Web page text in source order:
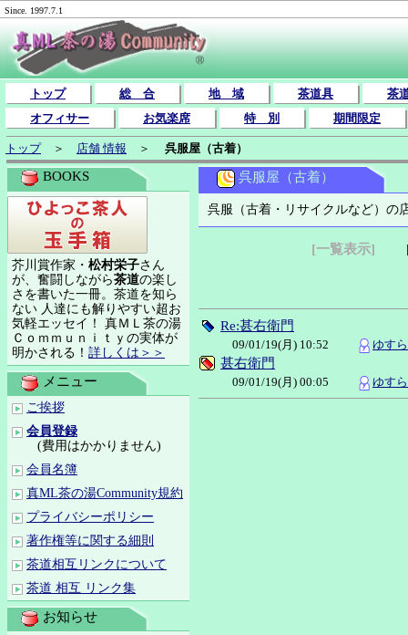
Since. 1997.7.1
トップ 総 合 地 域 茶道具
茶
オフィサー
お気楽席 特 別 期間限定
トップ＞ 店舗 情報 ＞ 呉服屋（古着）
呉服屋（古着）
呉服（古着・リサイクルなど）の
[一覧表示]
Re:甚右衛門
09/01/19(月) 10:52 ゆす
甚右衛門
09/01/19(月) 00:05 ゆす
BOOKS
芥川賞作家・ 松村栄子さん
が、奮闘しながら茶道の楽し
さを書いた一冊。茶道を知ら
ない 人達にも解りやすい超お
気軽エッセイ！ 真ＭＬ茶の湯
Ｃｏｍｍｕｎｉｔｙの実体が
明かされる！ 詳しくは＞＞
メニュー
ご挨拶
会員登録
(費用はかかりません)
会員名簿
真ML茶の湯Community規約
プライバシーポリシー
著作権等に関する細則
茶道相互リンクについて
茶道 相互 リンク集
お知らせ